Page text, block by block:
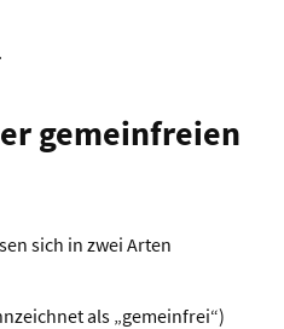
gemeinfreien
sich in zwei Arten
als „gemeinfrei“)